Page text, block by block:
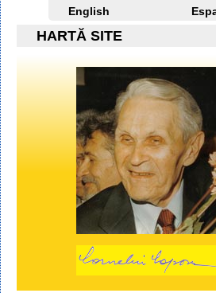
English
HARTĂ SITE